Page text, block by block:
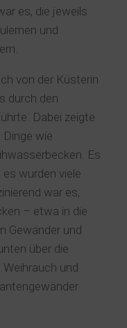
es, die jeweils
und
von der Küsterin
durch den
Dabei zeigte
Dinge wie
Es
wurden viele
war es,
– etwa in die
Gewänder und
über die
und